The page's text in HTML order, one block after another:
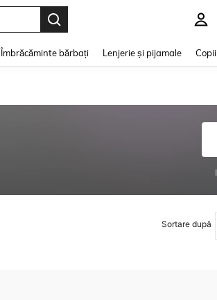
Îmbrăcăminte bărbați Lenjerie și pijamale Copii
Sortare după